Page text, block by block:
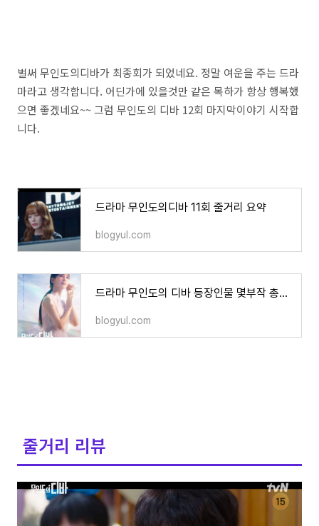
벌써 무인도의디바가 최종회가 되었네요. 정말 여운을 주는 드라
마라고 생각합니다. 어딘가에 있을것만 같은 목하가 항상 행복했
으면 좋겠네요~~ 그럼 무인도의 디바 12회 마지막이야기 시작합
니다.
드라마 무인도의디바 11회 줄거리 요약
blogyul.com
드라마 무인도의 디바 등장인물 몇부작 총정리
blogyul.com
줄거리 리뷰